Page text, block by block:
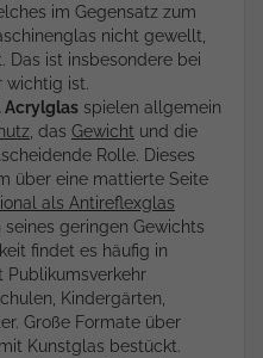
im Gegensatz zum
nicht gewellt,
Das ist insbesondere bei
wichtig ist.
Acrylglas spielen allgemein
, das Gewicht und die
Rolle. Dieses
über eine mattierte Seite
als Antireflexglas
geringen Gewichts
findet es häufig in
Publikumsverkehr
Kindergärten,
Große Formate über
Kunstglas bestückt.